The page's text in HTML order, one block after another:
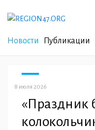
Новости Публикации
8 июля 2026
«Праздник